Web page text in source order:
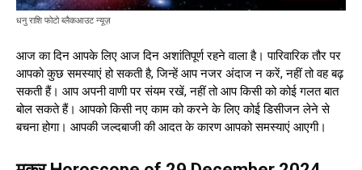
धनु राशि फोटो ब्लैकआउट न्यूज़
आज का दिन आपके लिए आज दिन अशांतिपूर्ण रहने वाला है। पारिवारिक तौर पर
आपको कुछ समस्याएं हो सकती है, जिन्हें आप नजर अंदाज न करें, नहीं तो वह बढ़
सकती हैं। आप अपनी वाणी पर संयम रखें, नहीं तो आप किसी को कोई गलत बात
बोल सकते हैं। आपको किसी नए काम को करने के लिए कोई डिसीजन लेने से
बचना होगा। आपकी जल्दबाजी की आदत के कारण आपको समस्याएं आएगी।